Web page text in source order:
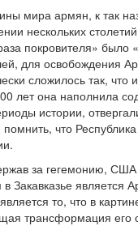
мира армян, к так
нескольких
покровителя» было
для освобождения
сложилось так, что
лет она наполнила
истории,
что
за гегемонию, США
является
то, что в
трансформация его